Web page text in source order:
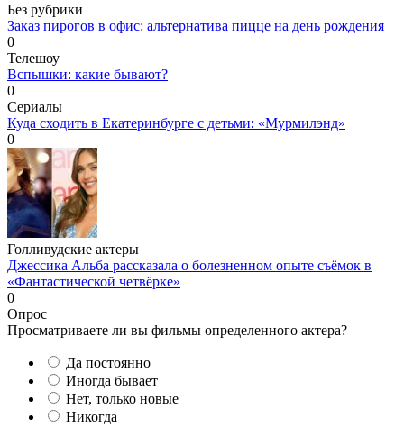
Без рубрики
Заказ пирогов в офис: альтернатива пицце на день рождения
0
Телешоу
Вспышки: какие бывают?
0
Сериалы
Куда сходить в Екатеринбурге с детьми: «Мурмилэнд»
0
Голливудские актеры
Джессика Альба рассказала о болезненном опыте съёмок в
«Фантастической четвёрке»
0
Опрос
Просматриваете ли вы фильмы определенного актера?
Да постоянно
Иногда бывает
Нет, только новые
Никогда